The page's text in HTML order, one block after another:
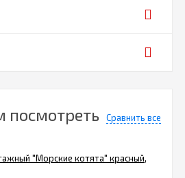
посмотреть Сравнить все
"Морские котята" красный,